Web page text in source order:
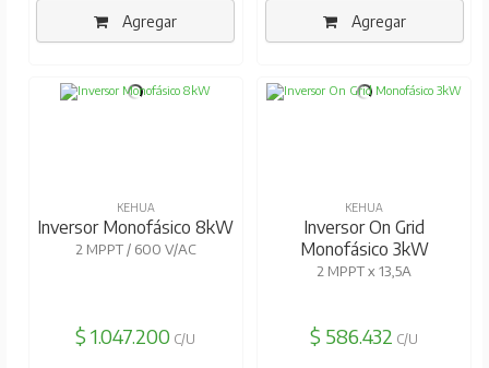
Agregar Agregar
KEHUA
Inversor Monofásico 8kW
2 MPPT / 600 V/AC
$ 1.047.200 C/U
KEHUA
Inversor On Grid
Monofásico 3kW
2 MPPT x 13,5A
$ 586.432 C/U